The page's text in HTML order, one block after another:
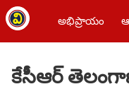
అభిప్రాయం
కేసీఆర్